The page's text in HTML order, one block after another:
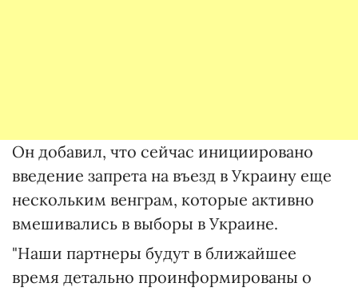
Он добавил, что сейчас инициировано
введение запрета на въезд в Украину еще
нескольким венграм, которые активно
вмешивались в выборы в Украине.
"Наши партнеры будут в ближайшее
время детально проинформированы о